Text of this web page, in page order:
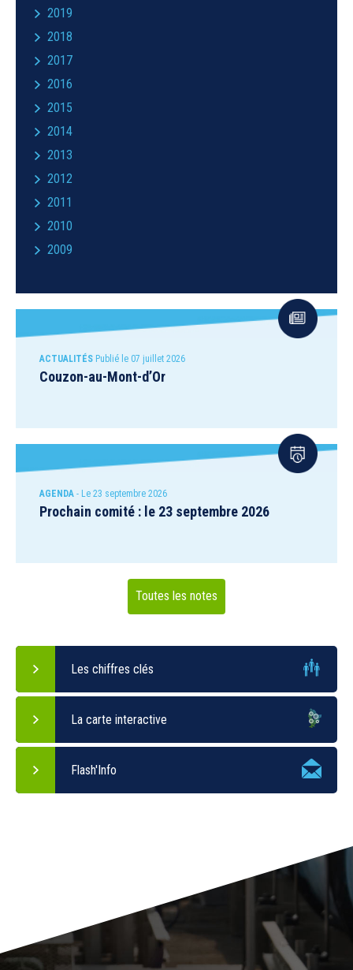
2019
2018
2017
2016
2015
2014
2013
2012
2011
2010
2009
ACTUALITÉS Publié le 07 juillet 2026
Couzon-au-Mont-d’Or
AGENDA - Le 23 septembre 2026
Prochain comité : le 23 septembre 2026
Toutes les notes
Les chiffres clés
La carte interactive
Flash'Info